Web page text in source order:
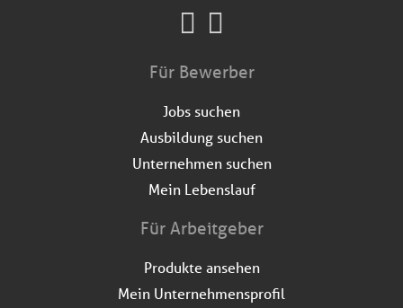
Für Bewerber
Jobs suchen
Ausbildung suchen
Unternehmen suchen
Mein Lebenslauf
Für Arbeitgeber
Produkte ansehen
Mein Unternehmensprofil